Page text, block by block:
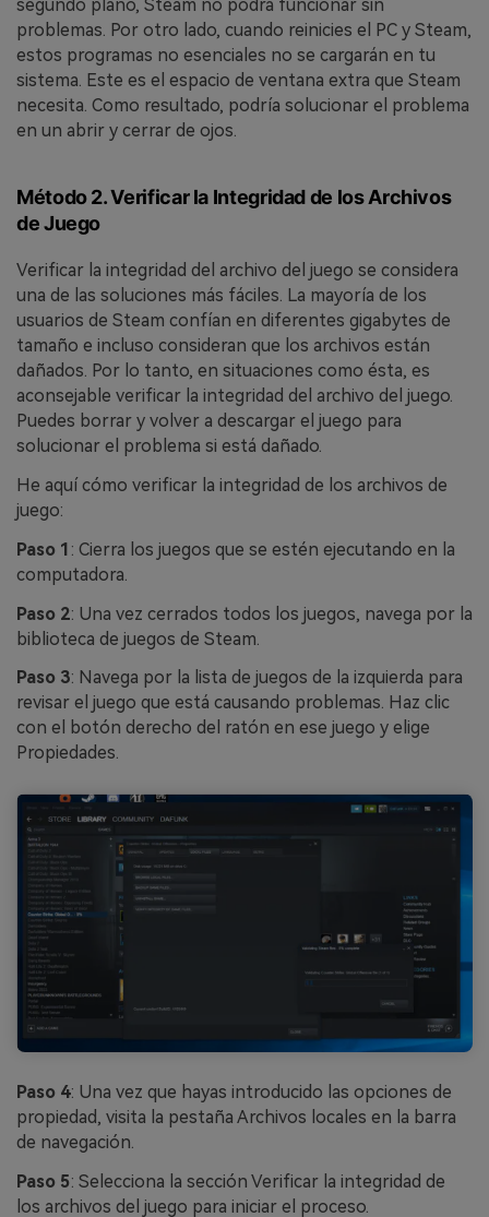
segundo plano, Steam no podrá funcionar sin
problemas. Por otro lado, cuando reinicies el PC y Steam,
estos programas no esenciales no se cargarán en tu
sistema. Este es el espacio de ventana extra que Steam
necesita. Como resultado, podría solucionar el problema
en un abrir y cerrar de ojos.
Método 2. Verificar la Integridad de los Archivos
de Juego
Verificar la integridad del archivo del juego se considera
una de las soluciones más fáciles. La mayoría de los
usuarios de Steam confían en diferentes gigabytes de
tamaño e incluso consideran que los archivos están
dañados. Por lo tanto, en situaciones como ésta, es
aconsejable verificar la integridad del archivo del juego.
Puedes borrar y volver a descargar el juego para
solucionar el problema si está dañado.
He aquí cómo verificar la integridad de los archivos de
juego:
Paso 1 : Cierra los juegos que se estén ejecutando en la
computadora.
Paso 2: Una vez cerrados todos los juegos, navega por la
biblioteca de juegos de Steam.
Paso 3: Navega por la lista de juegos de la izquierda para
revisar el juego que está causando problemas. Haz clic
con el botón derecho del ratón en ese juego y elige
Propiedades.
Paso 4: Una vez que hayas introducido las opciones de
propiedad, visita la pestaña Archivos locales en la barra
de navegación.
Paso 5: Selecciona la sección Verificar la integridad de
los archivos del juego para iniciar el proceso.